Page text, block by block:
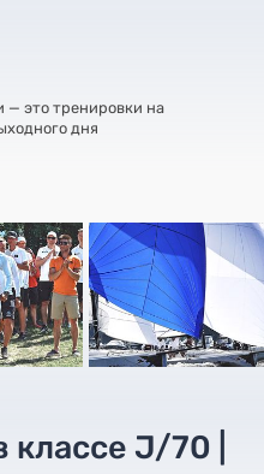
— это тренировки на
дня
классе J/70 |